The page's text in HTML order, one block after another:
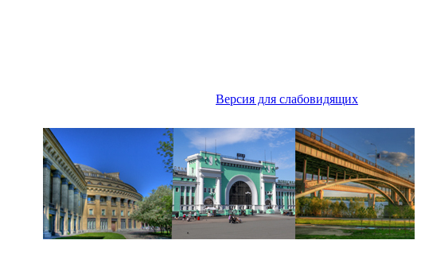
Версия для слабовидящих